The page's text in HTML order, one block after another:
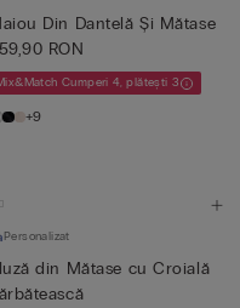
Din Dantelă Și Mătase
RON
Cumperi 4, plătești 3
+9
Personalizat
din Mătase cu Croială